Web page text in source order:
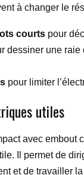
à changer le
courts pour
dessiner une raie
pour limiter
utiles
avec embout
Il permet de
et de travailler